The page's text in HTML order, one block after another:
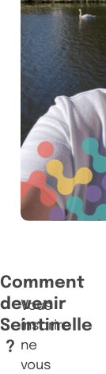
Comment
devenir
Seintinelle
?
Vous
inscrire
ne
vous